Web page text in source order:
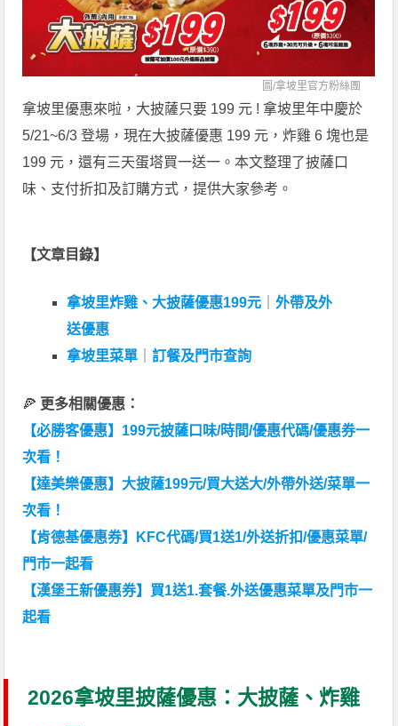
圖/拿坡里官方粉絲團
拿坡里優惠來啦，大披薩只要 199 元 ! 拿坡里年中慶於
5/21~6/3 登場，現在大披薩優惠 199 元，炸雞 6 塊也是
199 元，還有三天蛋塔買一送一。本文整理了披薩口
味、支付折扣及訂購方式，提供大家參考。
【文章目錄】
拿坡里炸雞、大披薩優惠199元 ｜外帶及外
送優惠
拿坡里菜單 ｜訂餐及門市查詢
🍕 更多相關優惠：
【必勝客優惠】199元披薩口味/時間/優惠代碼/優惠券一
次看！
【達美樂優惠】大披薩199元/買大送大/外帶外送/菜單一
次看！
【肯德基優惠券】KFC代碼/買1送1/外送折扣/優惠菜單/
門市一起看
【漢堡王新優惠券】買1送1.套餐.外送優惠菜單及門市一
起看
2026拿坡里披薩優惠：大披薩、炸雞